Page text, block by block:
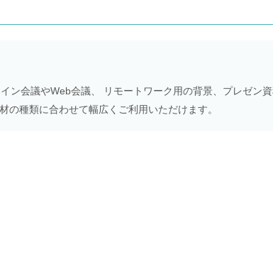
ン会議やWeb会議、 リモートワーク用の背景、プレゼン
の種類に合わせて幅広くご利用いただけます。